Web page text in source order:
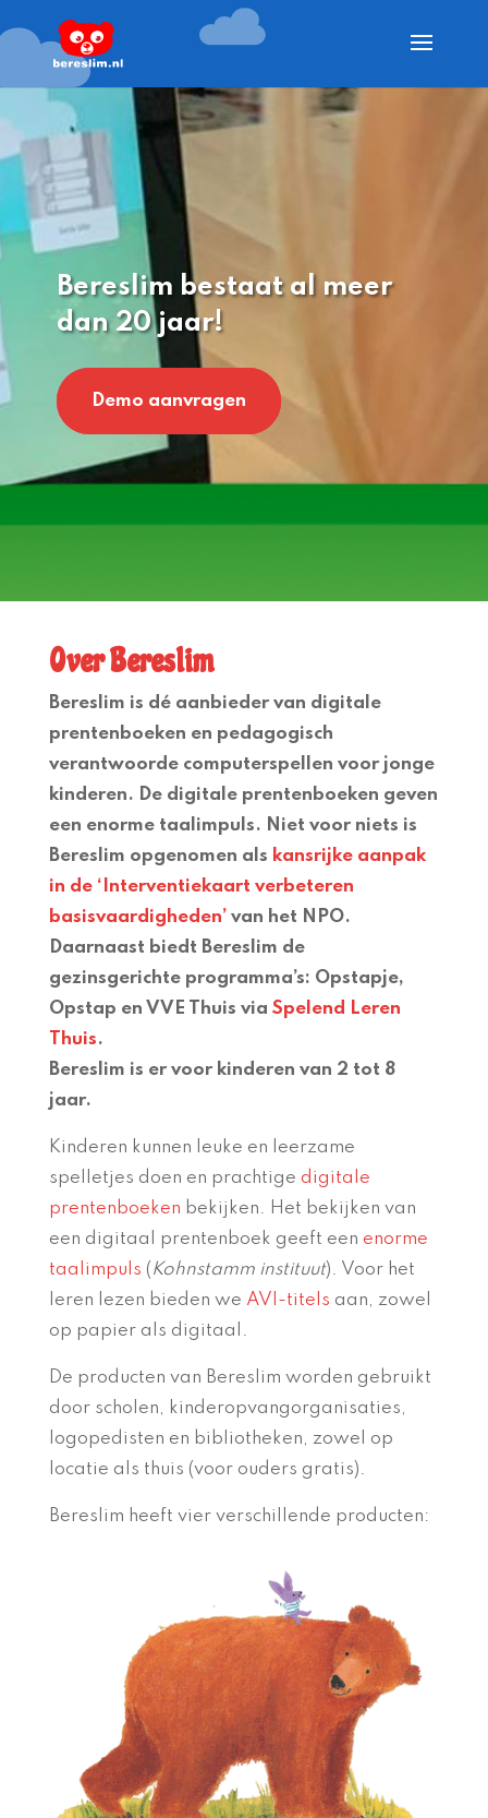
Bereslim bestaat al meer
dan 20 jaar!
Demo aanvragen
Over Bereslim
Bereslim is dé aanbieder van digitale
prentenboeken en pedagogisch
verantwoorde computerspellen voor jonge
kinderen. De digitale prentenboeken geven
een enorme taalimpuls. Niet voor niets is
Bereslim opgenomen als kansrijke aanpak
in de ‘Interventiekaart verbeteren
basisvaardigheden’van het NPO.
Daarnaast biedt Bereslim de
gezinsgerichte programma’s: Opstapje,
Opstap en VVE Thuis via Spelend Leren
Thuis.
Bereslim is er voor kinderen van 2 tot 8
jaar.
Kinderen kunnen leuke en leerzame
spelletjes doen en prachtige digitale
prentenboeken bekijken. Het bekijken van
een digitaal prentenboek geeft een enorme
taalimpuls ( Kohnstamm instituut). Voor het
leren lezen bieden we AVI-titels aan, zowel
op papier als digitaal.
De producten van Bereslim worden gebruikt
door scholen, kinderopvangorganisaties,
logopedisten en bibliotheken, zowel op
locatie als thuis (voor ouders gratis).
Bereslim heeft vier verschillende producten: